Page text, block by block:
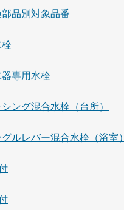
品別対象品番
栓
専用水栓
シング混合水栓（台所）
グルレバー混合水栓（浴室）